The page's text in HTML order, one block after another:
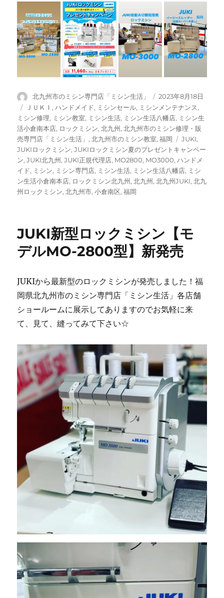
投
稿
者
北九州市のミシン専門店「ミシン生活」
投
稿
日:
2023年8月18日
カ
テ
ゴ
リ
ー
ＪＵＫＩ ,ハンドメイド, ミシンセール, ミシンメンテナンス,
ミシン修理, ミシン教室, ミシン生活, ミシン生活八幡店, ミシン生
活小倉南本店, ロックミシン,北九州 ,北九州市のミシン修理・販
売専門店「ミシン生活」 ,北九州市のミシン教室,福岡
タ
グ
JUKI,
JUKIロックミシン,JUKIロックミシン夏のプレゼントキャンペー
ン,JUKI北九州 ,JUKI正規代理店, MO2800, MO3000,ハンドメ
イド, ミシン, ミシン専門店, ミシン生活, ミシン生活八幡店, ミシ
ン生活小倉南本店, ロックミシン北九州 ,北九州 ,北九州JUKI,北九
州ロックミシン,北九州市,小倉南区,福岡
JUKI新型ロックミシン【モ
デルMO-2800型】新発売
JUKIから最新型のロックミシンが発売しました！福
岡県北九州市のミシン専門店「ミシン生活」各店舗
ショールームに展示してありますのでお気軽に来
て、見て、縫ってみて下さい☆